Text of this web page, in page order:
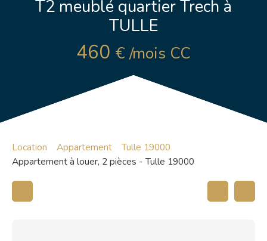
T2 meublé quartier Trech à
TULLE
460 € /mois CC
Location Appartement
Tulle 19000
Appartement à louer, 2 pièces - Tulle 19000